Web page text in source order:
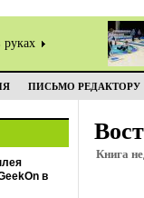
ПИСЬМО РЕДАКТОРУ
в
Книга